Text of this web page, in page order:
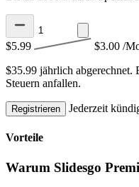
$5.99 $3.00 /
$35.99 jährlich abgerechnet.
Steuern anfallen.
Registrieren Jederzeit
Vorteile
Warum Slidesgo